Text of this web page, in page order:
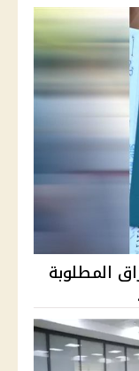
2026.. الأوراق المطلوبة